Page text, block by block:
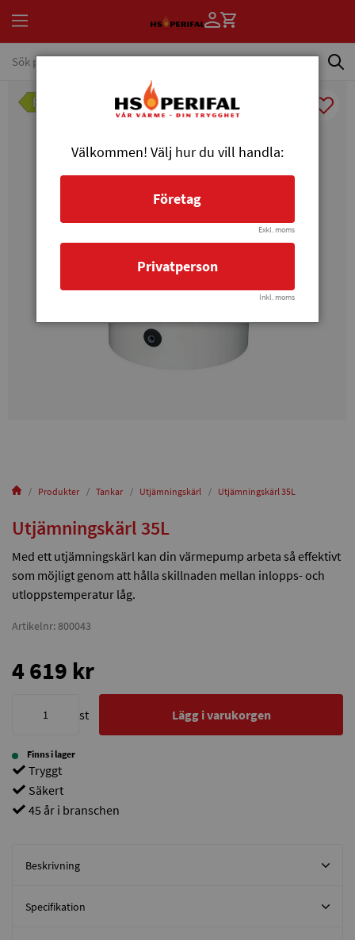
Produkter Tankar Utjämningskärl Utjämningskärl 35L
Utjämningskärl 35L
Med ett utjämningskärl kan din värmepump arbeta så effektivt
som möjligt genom att hålla skillnaden mellan inlopps- och
utloppstemperatur låg.
Artikelnr: 800043
4 619 kr
st Lägg i varukorgen
Finns i lager
Tryggt
Säkert
45 år i branschen
Beskrivning
Specifikation
Välkommen! Välj hur du vill handla:
Företag
Exkl. moms
Privatperson
Inkl. moms